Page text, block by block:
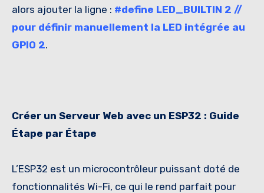
alors ajouter la ligne : #define LED_BUILTIN 2 //
pour définir manuellement la LED intégrée au
GPIO 2.
Créer un Serveur Web avec un ESP32 : Guide
Étape par Étape
L’ESP32 est un microcontrôleur puissant doté de
fonctionnalités Wi-Fi, ce qui le rend parfait pour